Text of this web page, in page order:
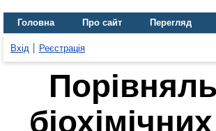
Головна Про сайт Перегляд
Вхід Реєстрація